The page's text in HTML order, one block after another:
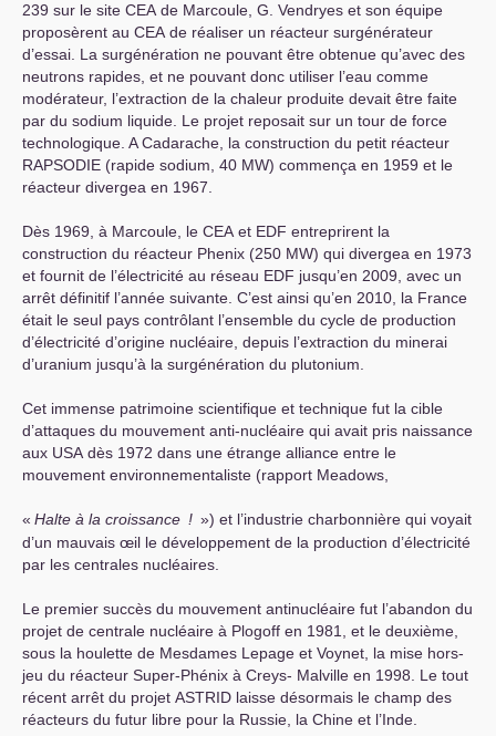
239 sur le site CEA de Marcoule, G. Vendryes et son équipe
proposèrent au CEA de réaliser un réacteur surgénérateur
d’essai. La surgénération ne pouvant être obtenue qu’avec des
neutrons rapides, et ne pouvant donc utiliser l’eau comme
modérateur, l’extraction de la chaleur produite devait être faite
par du sodium liquide. Le projet reposait sur un tour de force
technologique. A Cadarache, la construction du petit réacteur
RAPSODIE (rapide sodium, 40 MW) commença en 1959 et le
réacteur divergea en 1967.
Dès 1969, à Marcoule, le CEA et EDF entreprirent la
construction du réacteur Phenix (250 MW) qui divergea en 1973
et fournit de l’électricité au réseau EDF jusqu’en 2009, avec un
arrêt définitif l’année suivante. C’est ainsi qu’en 2010, la France
était le seul pays contrôlant l’ensemble du cycle de production
d’électricité d’origine nucléaire, depuis l’extraction du minerai
d’uranium jusqu’à la surgénération du plutonium.
Cet immense patrimoine scientifique et technique fut la cible
d’attaques du mouvement anti-nucléaire qui avait pris naissance
aux USA dès 1972 dans une étrange alliance entre le
mouvement environnementaliste (rapport Meadows,
« Halte à la croissance ! ») et l’industrie charbonnière qui voyait
d’un mauvais œil le développement de la production d’électricité
par les centrales nucléaires.
Le premier succès du mouvement antinucléaire fut l’abandon du
projet de centrale nucléaire à Plogoff en 1981, et le deuxième,
sous la houlette de Mesdames Lepage et Voynet, la mise hors-
jeu du réacteur Super-Phénix à Creys- Malville en 1998. Le tout
récent arrêt du projet ASTRID laisse désormais le champ des
réacteurs du futur libre pour la Russie, la Chine et l’Inde.